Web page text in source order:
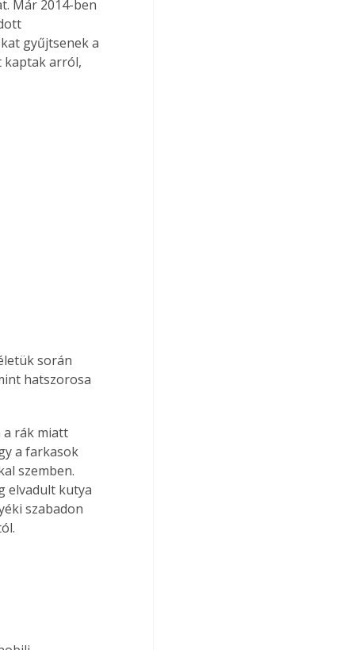
Már 2014-ben
gyűjtsenek a
kaptak arról,
során
hatszorosa
a rák miatt
a farkasok
szemben.
elvadult kutya
szabadon